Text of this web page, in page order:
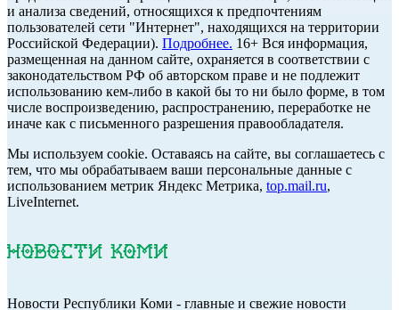
и анализа сведений, относящихся к предпочтениям
пользователей сети "Интернет", находящихся на территории
Российской Федерации). Подробнее. 16+ Вся информация,
размещенная на данном сайте, охраняется в соответствии с
законодательством РФ об авторском праве и не подлежит
использованию кем-либо в какой бы то ни было форме, в том
числе воспроизведению, распространению, переработке не
иначе как с письменного разрешения правообладателя.
Мы используем cookie. Оставаясь на сайте, вы соглашаетесь с
тем, что мы обрабатываем ваши персональные данные с
использованием метрик Яндекс Метрика, top.mail.ru,
LiveInternet.
Новости Республики Коми - главные и свежие новости